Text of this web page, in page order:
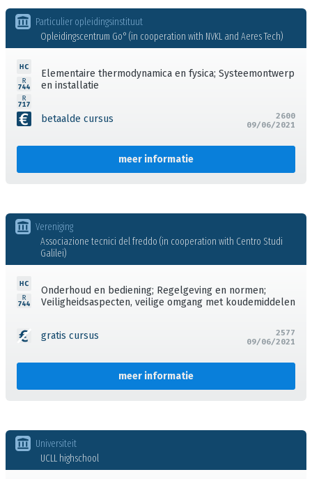
Opleidingscentrum Go° (in cooperation with NVKL and Aeres Tech)
Particulier opleidingsinstituut
Elementaire thermodynamica en fysica; Systeemontwerp
en installatie
betaalde cursus
meer informatie
2600
09/06/2021
Associazione tecnici del freddo (in cooperation with Centro Studi
Galilei)
Vereniging
Onderhoud en bediening; Regelgeving en normen;
Veiligheidsaspecten, veilige omgang met koudemiddelen
gratis cursus
meer informatie
2577
09/06/2021
UCLL highschool
Universiteit